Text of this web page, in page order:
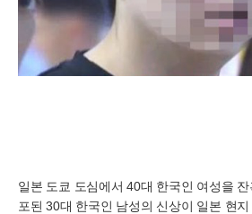
일본 도쿄 도심에서 40대 한국인 여성을
포된 30대 한국인 남성의 신상이 일본 현